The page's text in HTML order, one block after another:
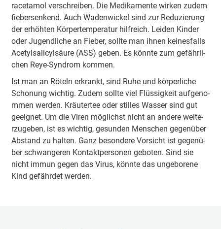
ra­ce­ta­mol ve­rschrei­ben. Die Me­di­ka­me­nte wirken zudem
fie­be­rse­nkend. Auch Wa­de­nwi­ckel sind zur Re­du­zie­rung
der e­rhö­hten Kö­rpe­rte­mpe­ra­tur hilfreich. Leiden Kinder
oder Ju­ge­ndli­che an Fieber, sollte man ihnen kei­ne­sfalls
A­ce­ty­lsa­li­cy­lsäu­re (ASS) geben. Es könnte zum ge­fä­hrli­
chen Reye-Syndrom kommen.
Ist man an Röteln erkrankt, sind Ruhe und kö­rpe­rli­che
Schonung wichtig. Zudem sollte viel Flü­ssi­gkeit au­fge­no­
mmen werden. Kräu­te­rtee oder stilles Wasser sind gut
geeignet. Um die Viren möglichst nicht an a­nde­re wei­te­
rzu­ge­ben, ist es wichtig, ge­su­nden Menschen ge­ge­nü­ber
Abstand zu halten. Ganz be­so­nde­re Vorsicht ist ge­ge­nü­
ber schwa­nge­ren Ko­nta­ktpe­rso­nen ge­bo­ten. Sind sie
nicht immun gegen das Virus, könnte das u­nge­bo­re­ne
Kind ge­fä­hrdet werden.